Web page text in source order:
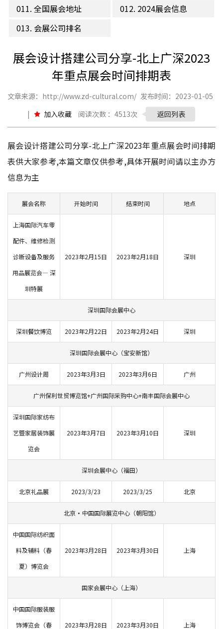
011. 全国展会地址
012. 2024展会信息
013. 会展公司排名
展会设计搭建公司分享-北上广深2023
年重点展会时间排期表
文章来源：http://www.zd-cultural.com/ 发布时间：2023-01-05
|
加入收藏 阅读次数 ：4513次 返回列表
展会设计搭建公司分享-北上广深2023年重点展会时间排期
表供大家参考,本篇文章仅供参考,具体开展时间请以主办方
信息为主
展会名称 开始时间 结束时间 地点
上海国际汽车零
配件、维修检测
诊断设备及服务
用品展览会— 深
圳特展
2023年2月15日 2023年2月18日 深圳
深圳国际会展中心
深圳餐饮博览 2023年2月22日 2023年2月24日 深圳
深圳国际会展中心（宝安新馆）
广州设计周 2023年3月3日 2023年3月6日 广州
广州保利世贸博览馆+广州国际采购中心+南丰国际会展中心
深圳国际家纺布
艺暨家居装饰展
览会
2023年3月7日 2023年3月10日 深圳
深圳会展中心（福田）
北京礼品展 2023/3/23 2023/3/25 北京
北京·中国国际展览中心（朝阳馆）
中国国际纺织面
料及辅料（春
夏）博览会
2023年3月28日 2023年3月30日 上海
国家会展中心（上海）
中国国际服装服
饰博览会（春
2023年3月28日 2023年3月30日 上海